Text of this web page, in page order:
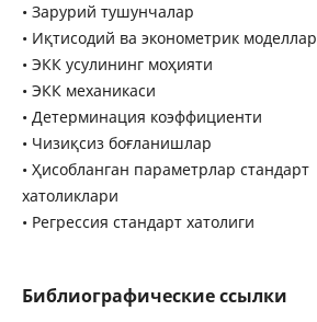
• Зарурий тушунчалар
• Иқтисодий ва эконометрик моделлар
• ЭКК усулининг моҳияти
• ЭКК механикаси
• Детерминация коэффициенти
• Чизиқсиз боғланишлар
• Ҳисобланган параметрлар стандарт
хатоликлари
• Регрессия стандарт хатолиги
Библиографические ссылки